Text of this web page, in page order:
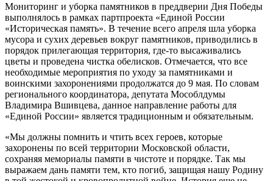
Мониторинг и уборка памятников в преддверии Дня Победы
выполнялось в рамках партпроекта «Единой России
«Историческая память». В течение всего апреля шла уборка
мусора и сухих деревьев вокруг памятников, приводились в
порядок прилегающая территория, где-то высаживались
цветы и проведена чистка обелисков. Отмечается, что все
необходимые мероприятия по уходу за памятниками и
воинскими захоронениями продолжатся до 9 мая. По словам
регионального координатора, депутата Мособлдумы
Владимира Вшивцева, данное направление работы для
«Единой России» является традиционным и обязательным.
«Мы должны помнить и чтить всех героев, которые
захоронены по всей территории Московской области,
сохраняя мемориалы памяти в чистоте и порядке. Так мы
выражаем дань памяти тем, кто погиб, защищая нашу Родину